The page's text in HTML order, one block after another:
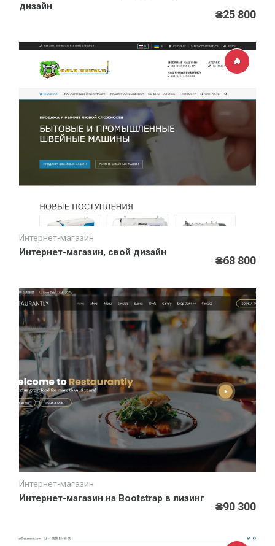
дизайн
₴25 800
Интернет-магазин
Интернет-магазин, свой дизайн
₴68 800
Интернет-магазин
Интернет-магазин на Bootstrap в лизинг
₴90 300